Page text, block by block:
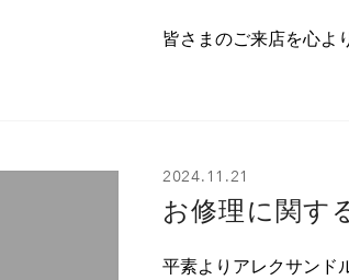
皆さまのご来店を心よ
2024.11.21
お修理に関す
平素よりアレクサンド